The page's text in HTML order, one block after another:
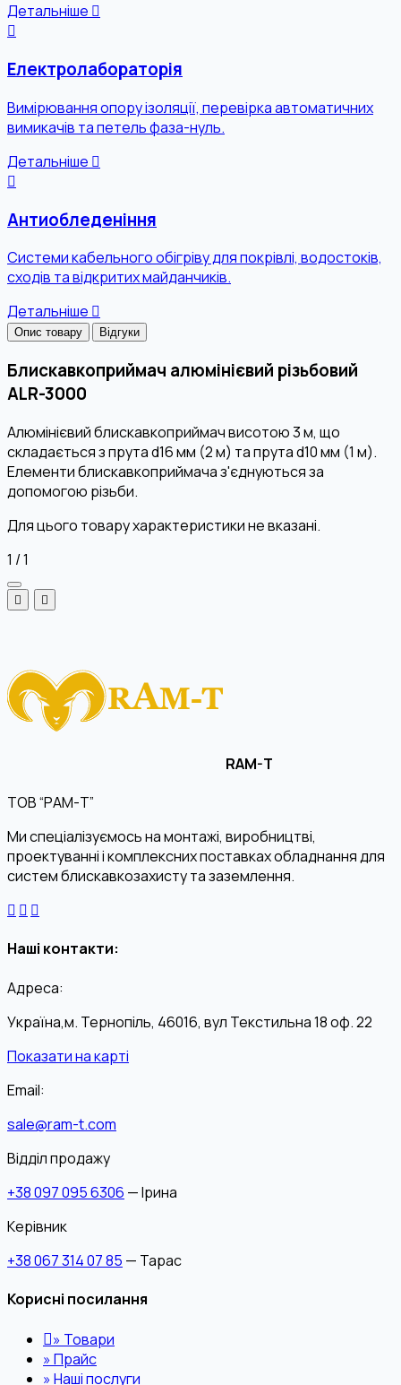
Детальніше
Електролабораторія
Вимірювання опору ізоляції, перевірка автоматичних
вимикачів та петель фаза-нуль.
Детальніше
Антиобледеніння
Системи кабельного обігріву для покрівлі, водостоків,
сходів та відкритих майданчиків.
Детальніше
Опис товару Відгуки
Блискавкоприймач алюмінієвий різьбовий
ALR-3000
Алюмінієвий блискавкоприймач висотою 3 м, що
складається з прута d16 мм (2 м) та прута d10 мм (1 м).
Елементи блискавкоприймача з'єднуються за
допомогою різьби.
Для цього товару характеристики не вказані.
1 /1
RAM-T
ТОВ “РАМ-Т”
Ми спеціалізуємось на монтажі, виробництві,
проектуванні і комплексних поставках обладнання для
систем блискавкозахисту та заземлення.
Наші контакти:
Адреса:
Україна,м. Тернопіль, 46016, вул Текстильна 18 оф. 22
Показати на карті
Email:
sale@ram-t.com
Відділ продажу
+38 097 095 6306 — Ірина
Керівник
+38 067 314 07 85 — Тарас
Корисні посилання
» Товари
»Прайс
»Наші послуги